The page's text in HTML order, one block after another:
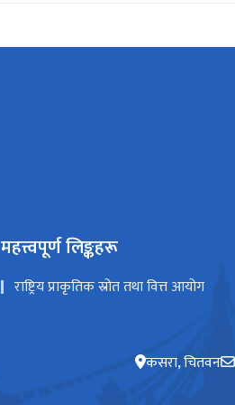
महत्त्वपूर्ण लिङ्कहरू
राष्ट्रिय प्राकृतिक स्रोत तथा वित्त आयोग
कसरा, चितवन